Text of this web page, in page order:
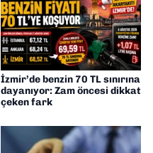
İzmir’de benzin 70 TL sınırına
dayanıyor: Zam öncesi dikkat
çeken fark